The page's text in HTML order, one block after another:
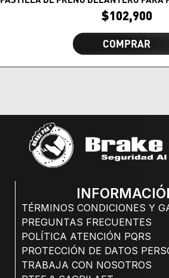
$102,900
COMPRAR
TÉRMINOS CONDICIONES Y
PREGUNTAS FRECUENTES
POLÍTICA ATENCIÓN PQRS
PROTECCIÓN DE DATOS
TRABAJA CON NOSOTROS